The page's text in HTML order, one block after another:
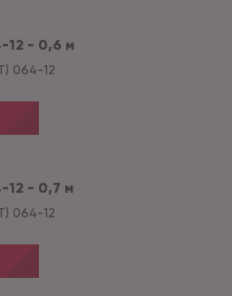
12 - 0,6 м
064-12
12 - 0,7 м
064-12